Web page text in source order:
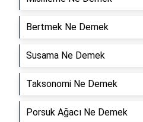
Bertmek Ne Demek
Susama Ne Demek
Taksonomi Ne Demek
Porsuk Ağacı Ne Demek